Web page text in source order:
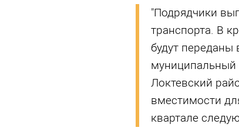
"Подрядчики
транспорта. В
будут переданы
муниципальный
Локтевский
вместимости
квартале